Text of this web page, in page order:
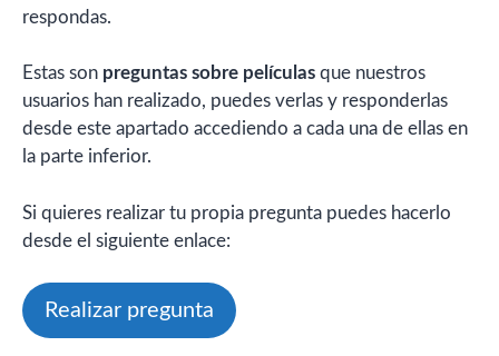
respondas.
Estas son preguntas sobre películas que nuestros
usuarios han realizado, puedes verlas y responderlas
desde este apartado accediendo a cada una de ellas en
la parte inferior.
Si quieres realizar tu propia pregunta puedes hacerlo
desde el siguiente enlace:
Realizar pregunta